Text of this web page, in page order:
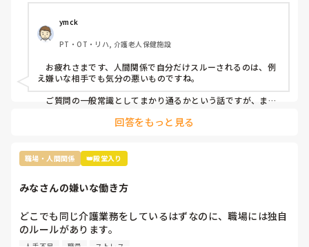
結論がでたのに、この看護師『 周りがなんと言っても、私
は、あの時、大声を出されて恐怖を感じた』とずっと言い続
けていて、この話を境に、敵意というより憎悪をむき出しに
するようになってきました。
そんなある日のことです。看護師Nがどこかに旅行に行って
きたのでお土産をみんなの連絡用のレターケースの中に入れ
あったんですが、私のところにだけ入っていなかったです
貰わなくてよかったな。と思うのですが…
買ってきた場合、この看護師Nにはあげようとは思いません
産を配らなくてもいいのでしょうか』という内容(プラス、
いままでの私に対しての悪行についても一緒に…)について
ymck
PT・OT・リハ, 介護老人保健施設
お疲れさまです、人間関係で自分だけスルーされるのは、例
え嫌いな相手でも気分の悪いものですね。
ご質問の一般常識としてまかり通るかという話ですが、まか
り、お土産誰に配るかは本人の自由ではありますが、特定の一
し、故意にのけ者にしていた証拠もないのが難しいですね。
になるということです。おっしゃる通り、ご自身はお相手をの
思います。
回答をもっと見る
職場・人間関係 👑殿堂入り
みなさんの嫌いな働き方
どこでも同じ介護業務をしているはずなのに、職場には独自
のルールがあります。
その中でもみなさんが、これだけは嫌だと思う働き方はなん